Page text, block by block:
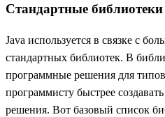
Стандартные
Java используется в связке с
стандартных библиотек. В
программные решения для
программисту быстрее
решения. Вот базовый список